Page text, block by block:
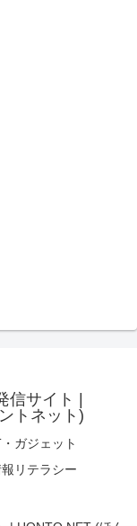
サイト |
トネット)
ガジェット
リテラシー